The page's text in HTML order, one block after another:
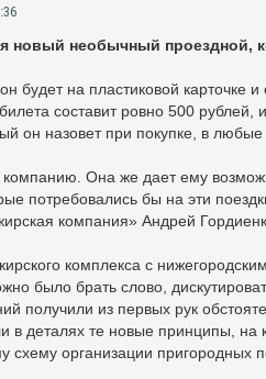
новый необычный проездной,
будет на пластиковой карточке
составит ровно 500
он назовет при покупке, в любые
Она же дает ему
потребовались бы на эти
компания» Андрей
комплекса с
было брать слово,
получили из первых рук
деталях те новые принципы, на
схему организации пригородных